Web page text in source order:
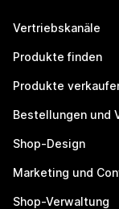
Vertriebskanäle
Produkte finden
Produkte
Bestellungen und
Shop-Design
Marketing und
Shop-Verwaltung